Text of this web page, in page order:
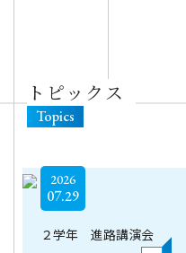
トピックス
Topics
2026
07.29
２学年 進路講演会